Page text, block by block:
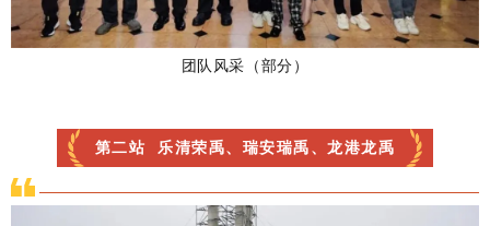
团队风采（部分）
第二站乐清荣禹、瑞安瑞禹、龙港龙禹